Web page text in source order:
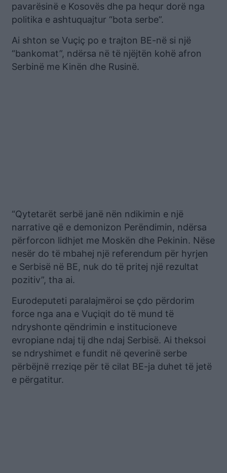
pavarësinë e Kosovës dhe pa hequr dorë nga
politika e ashtuquajtur “bota serbe”.
Ai shton se Vuçiç po e trajton BE-në si një
“bankomat”, ndërsa në të njëjtën kohë afron
Serbinë me Kinën dhe Rusinë.
“Qytetarët serbë janë nën ndikimin e një
narrative që e demonizon Perëndimin, ndërsa
përforcon lidhjet me Moskën dhe Pekinin. Nëse
nesër do të mbahej një referendum për hyrjen
e Serbisë në BE, nuk do të pritej një rezultat
pozitiv”, tha ai.
Eurodeputeti paralajmëroi se çdo përdorim
force nga ana e Vuçiqit do të mund të
ndryshonte qëndrimin e institucioneve
evropiane ndaj tij dhe ndaj Serbisë. Ai theksoi
se ndryshimet e fundit në qeverinë serbe
përbëjnë rreziqe për të cilat BE-ja duhet të jetë
e përgatitur.